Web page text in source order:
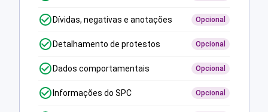
Dívidas, negativas e anotações Opcional
Detalhamento de protestos Opcional
Dados comportamentais Opcional
Informações do SPC Opcional